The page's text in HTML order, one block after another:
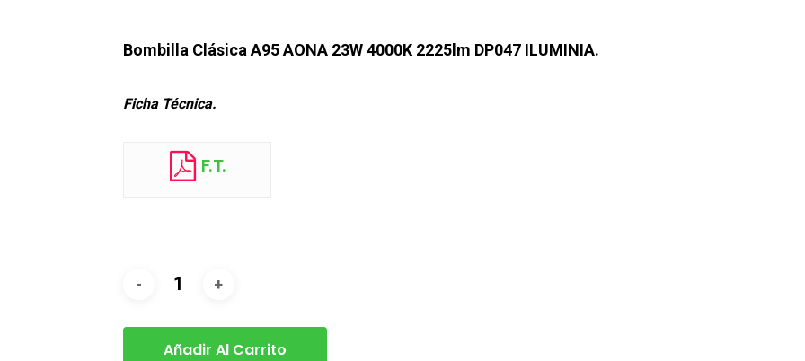
Bombilla Clásica A95 AONA 23W 4000K 2225lm DP047 ILUMINIA.
Ficha Técnica.
F.T.
Añadir Al Carrito